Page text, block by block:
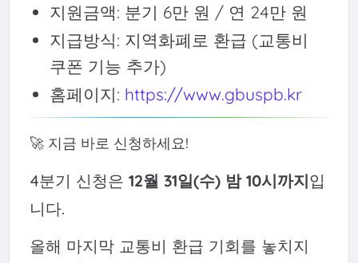
지원금액: 분기 6만 원 / 연 24만 원
지급방식: 지역화폐로 환급 (교통비
쿠폰 기능 추가)
홈페이지: https://www.gbuspb.kr
🚀 지금 바로 신청하세요!
4분기 신청은 12월 31일(수) 밤 10시까지입
니다.
올해 마지막 교통비 환급 기회를 놓치지